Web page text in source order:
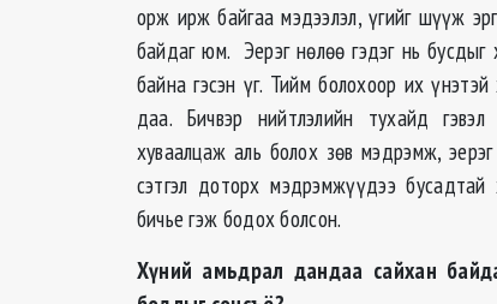
орж ирж байгаа мэдээлэл, үгийг шүүж
байдаг юм. Эерэг нөлөө гэдэг нь
байна гэсэн үг. Тийм болохоор их
даа. Бичвэр нийтлэлийн тухайд
хуваалцаж аль болох зөв мэдрэмж,
сэтгэл доторх мэдрэмжүүдээ бусадтай
бичье гэж бодох болсон.
Хүний амьдрал дандаа сайхан